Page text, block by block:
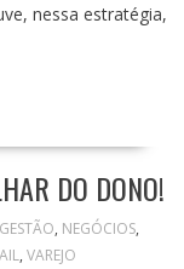
nessa estratégia,
DO DONO!
GESTÃO, NEGÓCIOS,
, VAREJO